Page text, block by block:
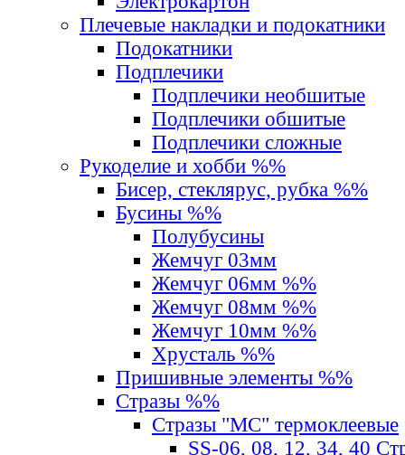
Плечевые накладки и подокатники
Подокатники
Подплечики
Подплечики необшитые
Подплечики обшитые
Подплечики сложные
Рукоделие и хобби %%
Бисер, стеклярус, рубка %%
Бусины %%
Полубусины
Жемчуг 03мм
Жемчуг 06мм %%
Жемчуг 08мм %%
Жемчуг 10мм %%
Хрусталь %%
Пришивные элементы %%
Стразы %%
Стразы "MС" термоклеевые
SS-06, 08, 12, 34, 40